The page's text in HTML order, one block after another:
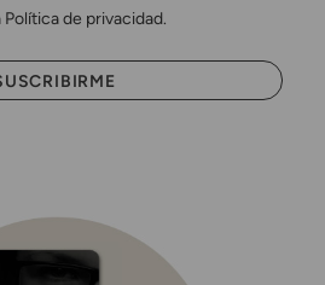
de privacidad.